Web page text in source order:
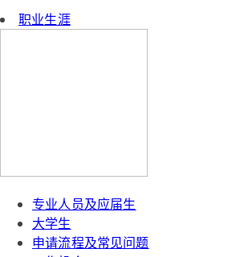
职业生涯
专业人员及应届生
大学生
申请流程及常见问题